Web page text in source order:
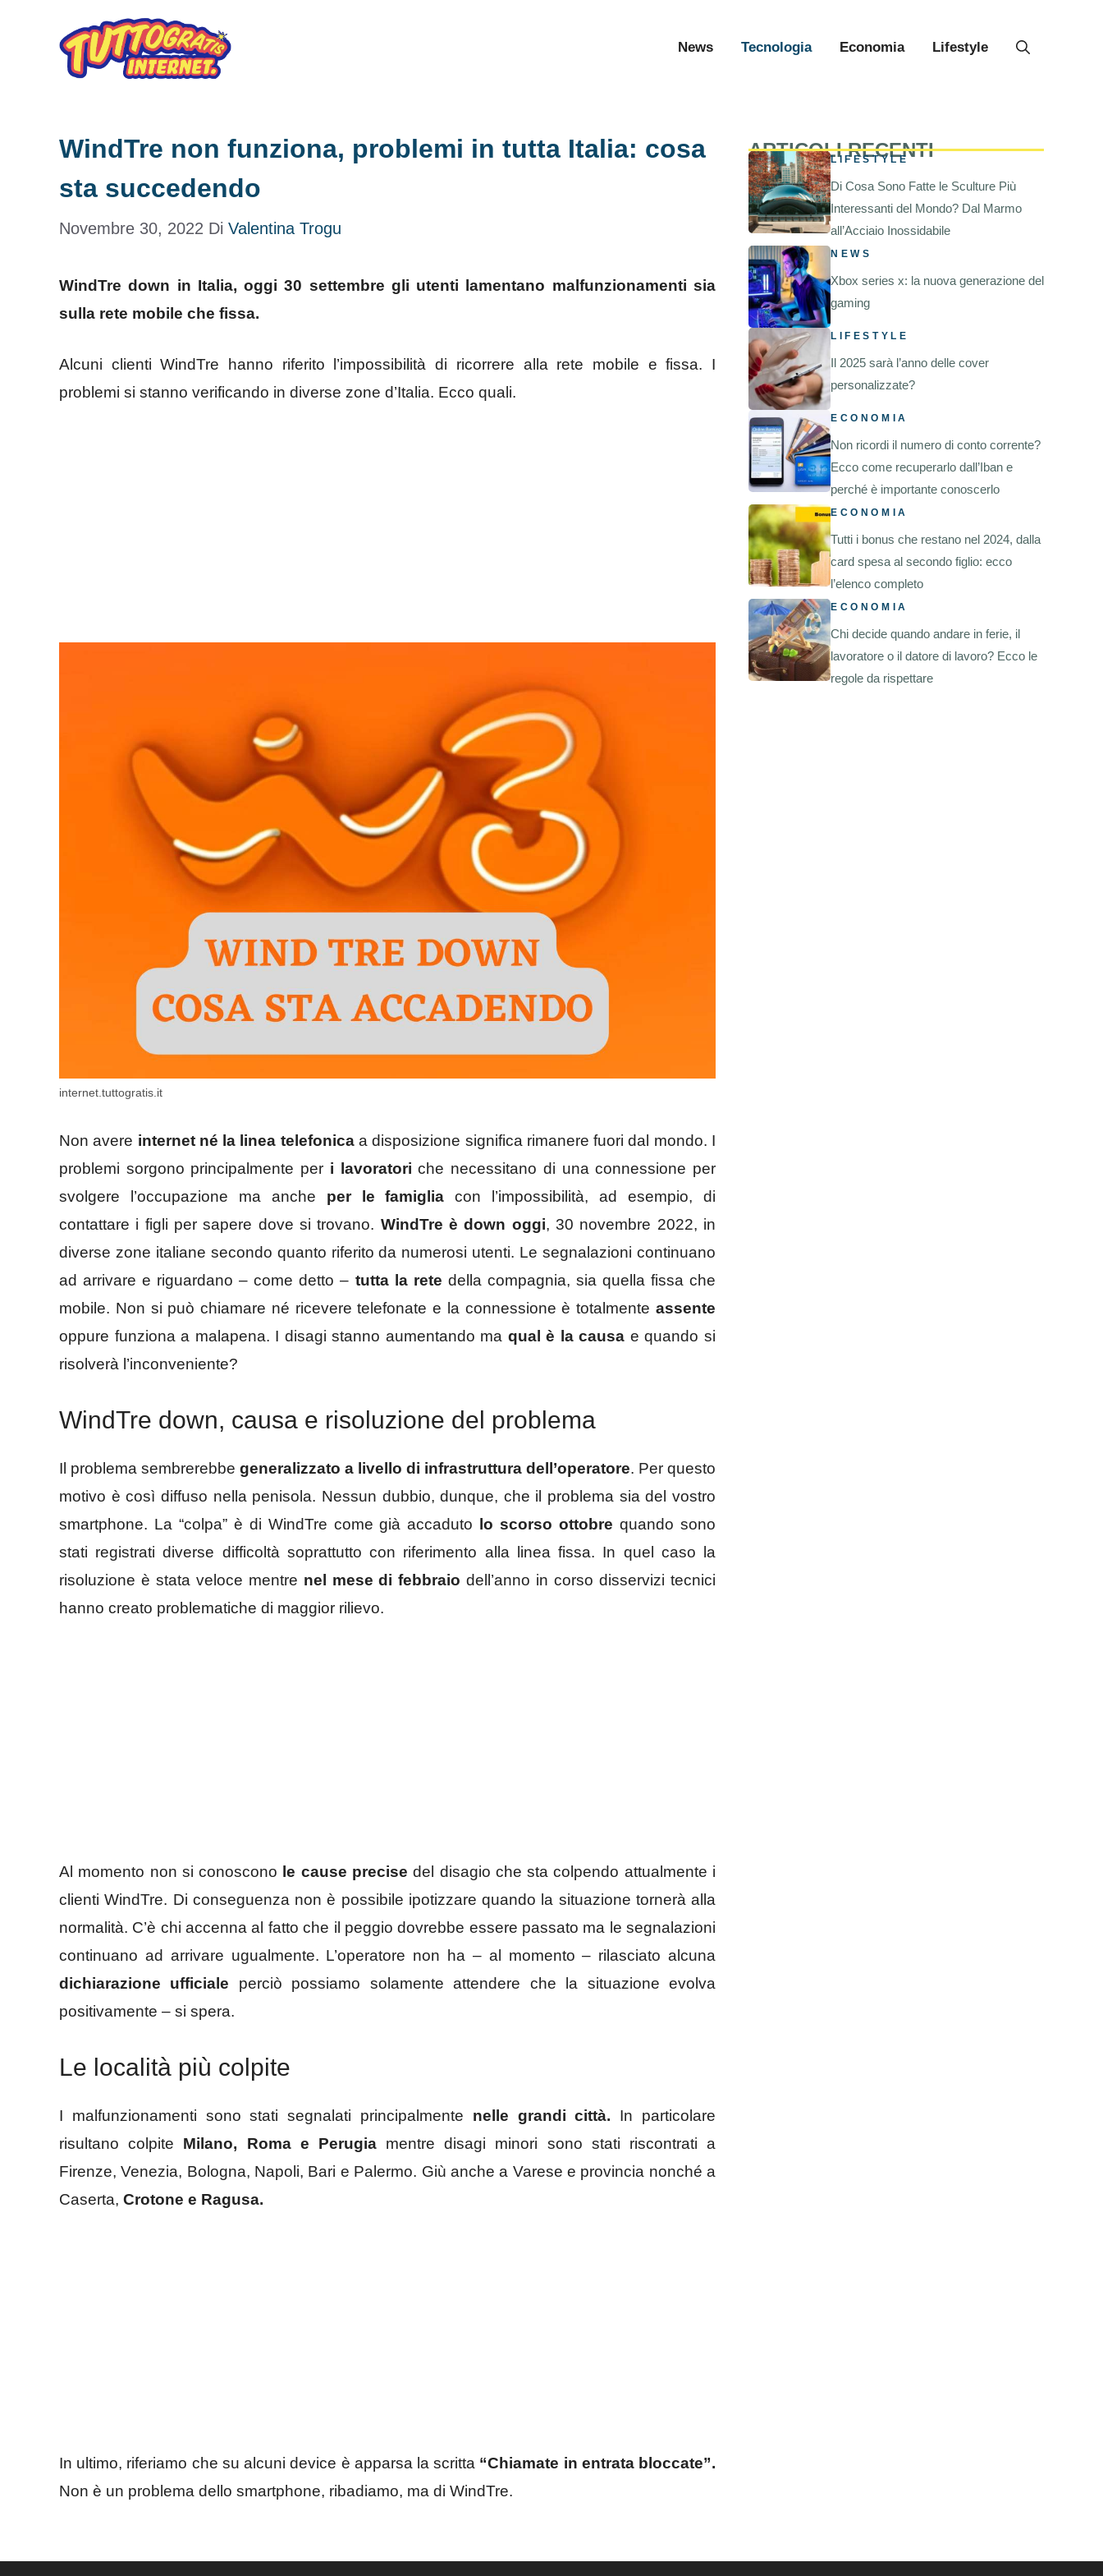
contenuto
News Tecnologia Economia Lifestyle
WindTre non funziona, problemi in tutta Italia: cosa
sta succedendo
Novembre 30, 2022 Di Valentina Trogu
WindTre down in Italia, oggi 30 settembre gli utenti lamentano malfunzionamenti sia
sulla rete mobile che fissa.
Alcuni clienti WindTre hanno riferito l’impossibilità di ricorrere alla rete mobile e fissa. I
problemi si stanno verificando in diverse zone d’Italia. Ecco quali.
internet.tuttogratis.it
Non avere internet né la linea telefonicaa disposizione significa rimanere fuori dal mondo. I
problemi sorgono principalmente per i lavoratori che necessitano di una connessione per
svolgere l’occupazione ma anche per le famiglia con l’impossibilità, ad esempio, di
contattare i figli per sapere dove si trovano. WindTre è down oggi, 30 novembre 2022, in
diverse zone italiane secondo quanto riferito da numerosi utenti. Le segnalazioni continuano
ad arrivare e riguardano – come detto – tutta la rete della compagnia, sia quella fissa che
mobile. Non si può chiamare né ricevere telefonate e la connessione è totalmente assente
oppure funziona a malapena. I disagi stanno aumentando ma qual è la causa e quando si
risolverà l’inconveniente?
WindTre down, causa e risoluzione del problema
Il problema sembrerebbe generalizzato a livello di infrastruttura dell’operatore. Per questo
motivo è così diffuso nella penisola. Nessun dubbio, dunque, che il problema sia del vostro
smartphone. La “colpa” è di WindTre come già accaduto
lo scorso ottobre quando sono
stati registrati diverse difficoltà soprattutto con riferimento alla linea fissa. In quel caso la
risoluzione è stata veloce mentre nel mese di febbraio dell’anno in corso disservizi tecnici
hanno creato problematiche di maggior rilievo.
Al momento non si conoscono le cause precise del disagio che sta colpendo attualmente i
clienti WindTre. Di conseguenza non è possibile ipotizzare quando la situazione tornerà alla
normalità. C’è chi accenna al fatto che il peggio dovrebbe essere passato ma le segnalazioni
continuano ad arrivare ugualmente. L’operatore non ha – al momento – rilasciato alcuna
dichiarazione ufficiale perciò possiamo solamente attendere che la situazione evolva
positivamente – si spera.
Le località più colpite
I malfunzionamenti sono stati segnalati principalmente nelle grandi città. In particolare
risultano colpite Milano, Roma e Perugiamentre disagi minori sono stati riscontrati a
Firenze, Venezia, Bologna, Napoli, Bari e Palermo. Giù anche a Varese e provincia nonché a
Caserta, Crotone e Ragusa.
In ultimo, riferiamo che su alcuni device è apparsa la scritta “Chiamate in entrata bloccate”.
Non è un problema dello smartphone, ribadiamo, ma di WindTre.
ARTICOLI RECENTI
LIFESTYLE
Di Cosa Sono Fatte le Sculture Più
Interessanti del Mondo? Dal Marmo
all’Acciaio Inossidabile
NEWS
Xbox series x: la nuova generazione del
gaming
LIFESTYLE
Il 2025 sarà l’anno delle cover
personalizzate?
ECONOMIA
Non ricordi il numero di conto corrente?
Ecco come recuperarlo dall’Iban e
perché è importante conoscerlo
ECONOMIA
Tutti i bonus che restano nel 2024, dalla
card spesa al secondo figlio: ecco
l’elenco completo
ECONOMIA
Chi decide quando andare in ferie, il
lavoratore o il datore di lavoro? Ecco le
regole da rispettare